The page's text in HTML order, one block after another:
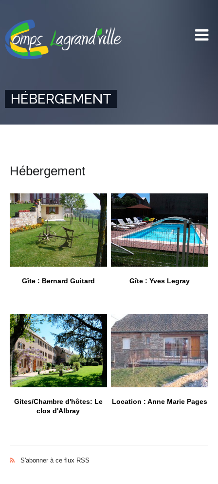
HÉBERGEMENT
Hébergement
Gîte : Bernard Guitard Gîte : Yves Legray
Gites/Chambre d'hôtes: Le
clos d'Albray
Location : Anne Marie Pages
S'abonner à ce flux RSS